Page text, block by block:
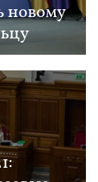
новому